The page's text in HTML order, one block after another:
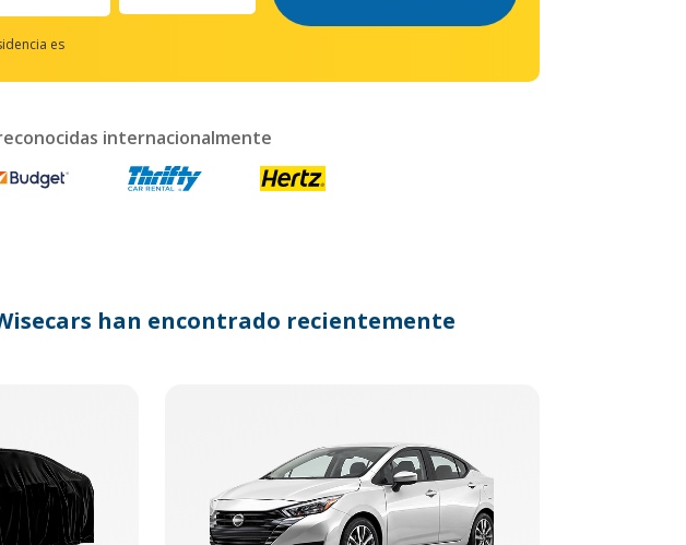
es
internacionalmente
han encontrado recientemente